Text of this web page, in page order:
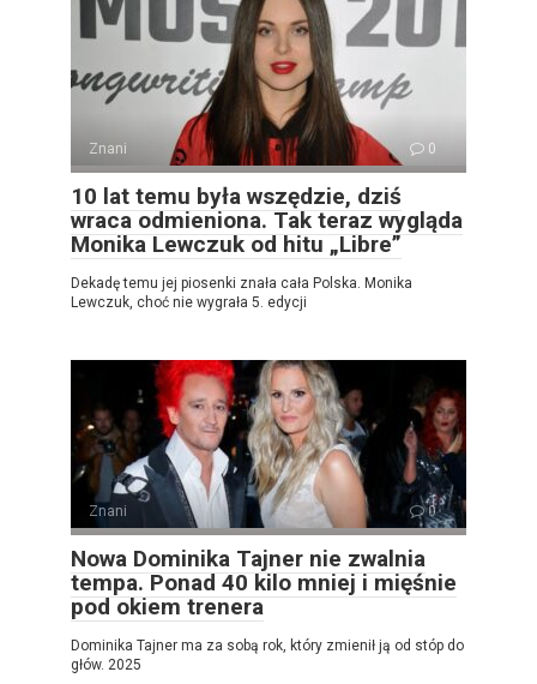
Znani 0
10 lat temu była wszędzie, dziś
wraca odmieniona. Tak teraz wygląda
Monika Lewczuk od hitu „Libre”
Dekadę temu jej piosenki znała cała Polska. Monika
Lewczuk, choć nie wygrała 5. edycji
Znani 0
Nowa Dominika Tajner nie zwalnia
tempa. Ponad 40 kilo mniej i mięśnie
pod okiem trenera
Dominika Tajner ma za sobą rok, który zmienił ją od stóp do
głów. 2025